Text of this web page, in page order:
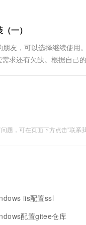
录（1）检查是否安装了
一）
，可以选择继续使用
需求还有欠缺。根据自
题，可在页面下方点击"联系
iis配置ssl
配置gitee仓库